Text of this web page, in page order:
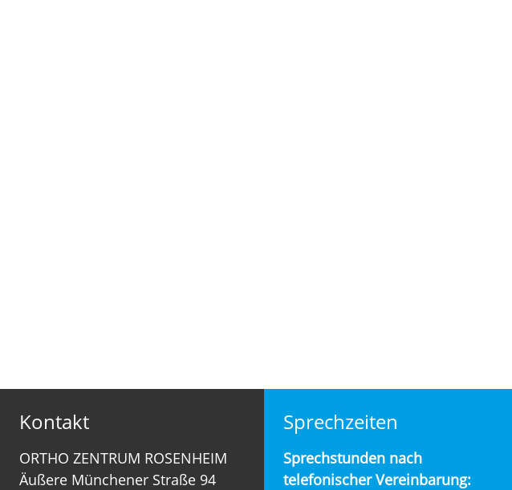
Kontakt
ORTHO ZENTRUM ROSENHEIM
Äußere Münchener Straße 94
Sprechzeiten
Sprechstunden nach
telefonischer Vereinbarung: